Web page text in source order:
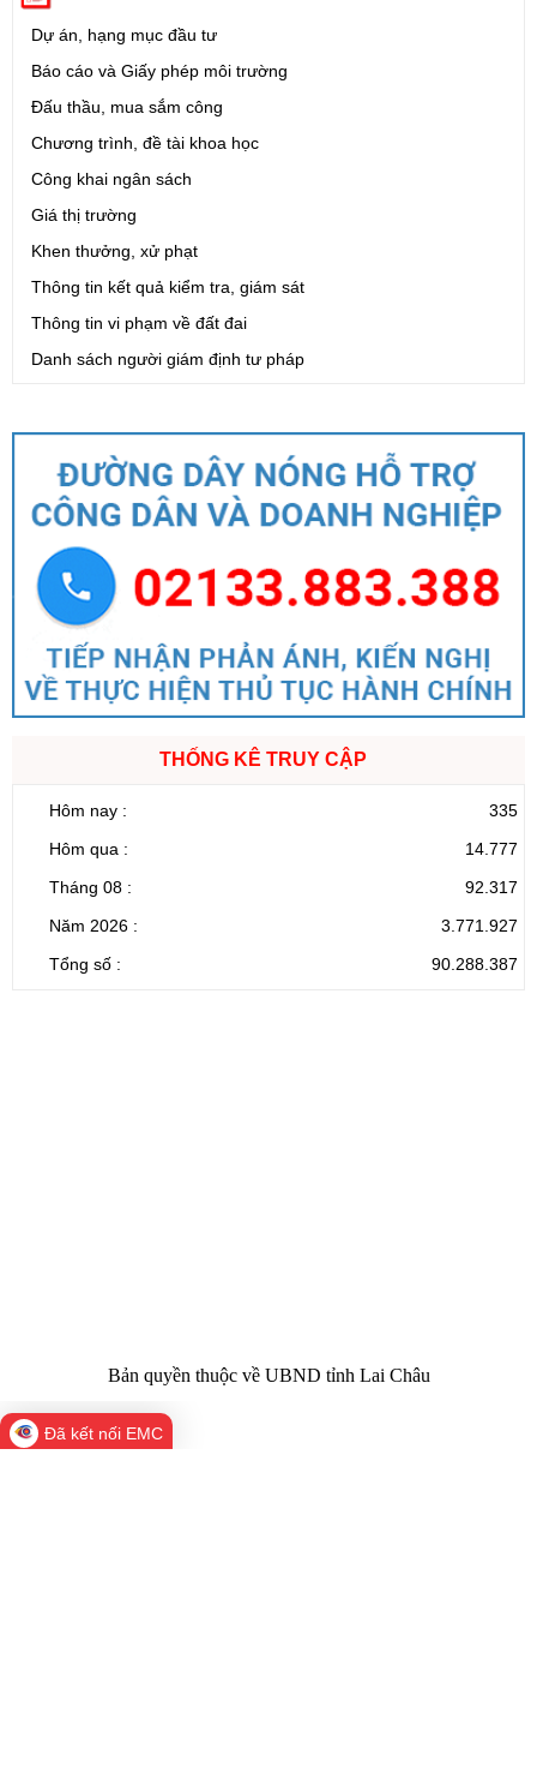
Dự án, hạng mục đầu tư
Báo cáo và Giấy phép môi trường
Đấu thầu, mua sắm công
Chương trình, đề tài khoa học
Công khai ngân sách
Giá thị trường
Khen thưởng, xử phạt
Thông tin kết quả kiểm tra, giám sát
Thông tin vi phạm về đất đai
Danh sách người giám định tư pháp
THỐNG KÊ TRUY CẬP
Hôm nay :
335
Hôm qua :
14.777
Tháng 08 :
92.317
Năm 2026 :
3.771.927
Tổng số :
90.288.387
Bản quyền thuộc về UBND tỉnh Lai Châu
Đã kết nối EMC